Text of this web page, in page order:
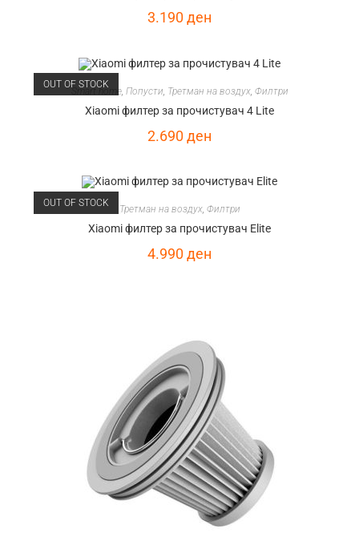
3.190ден
OUT OF STOCK
Smart home, Попусти Третман на воздух, Филтри
Xiaomi филтер за прочистувач 4 Lite
2.690ден
OUT OF STOCK
Третман на воздух, Филтри
Xiaomi филтер за прочистувач Elite
4.990ден